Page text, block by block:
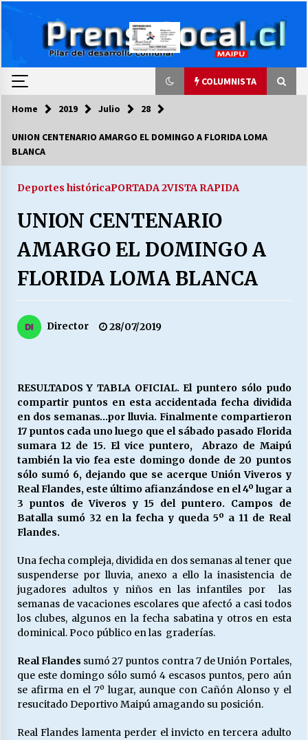
COLUMNISTA
COLUMNISTA
03/08/2026
LA DC POR SIEMPRE.RECORDANDO 69 AÑOS DE
28/07/2026
“ORGULLOSOS DE SER DC” SALUDA EL
Escuela hospitalaria El Carmen de Maipu.
25/06/2026
¿Qué habrían dicho?
23/06/2026
MUNICIPALIDADES, HONORARIOS, DESPIDOS
28/05/2026
Releyendo la Rerum Novarum a 135 años. “La
cuestión social hoy”.
16/05/2026
Nuestras Almas)
Home 2019 Julio 28
UNION CENTENARIO AMARGO EL DOMINGO A FLORIDA LOMA
BLANCA
Deportes históricaPORTADA 2VISTA RAPIDA
UNION CENTENARIO
AMARGO EL DOMINGO A
FLORIDA LOMA BLANCA
Director 28/07/2019
RESULTADOS Y TABLA OFICIAL. El puntero sólo pudo
compartir puntos en esta accidentada fecha dividida
en dos semanas…por lluvia. Finalmente compartieron
17 puntos cada uno luego que el sábado pasado Florida
sumara 12 de 15. El vice puntero, Abrazo de Maipú
también la vio fea este domingo donde de 20 puntos
sólo sumó 6, dejando que se acerque Unión Viveros y
Real Flandes, este último afianzándose en el 4º lugar a
3 puntos de Viveros y 15 del puntero. Campos de
Batalla sumó 32 en la fecha y queda 5º a 11 de Real
Flandes.
Una fecha compleja, dividida en dos semanas al tener que
suspenderse por lluvia, anexo a ello la inasistencia de
jugadores adultos y niños en las infantiles por las
semanas de vacaciones escolares que afectó a casi todos
los clubes, algunos en la fecha sabatina y otros en esta
dominical. Poco público en las graderías.
Real Flandes sumó 27 puntos contra 7 de Unión Portales,
que este domingo sólo sumó 4 escasos puntos, pero aún
se afirma en el 7º lugar, aunque con Cañón Alonso y el
resucitado Deportivo Maipú amagando su posición.
Real Flandes lamenta perder el invicto en tercera adulto